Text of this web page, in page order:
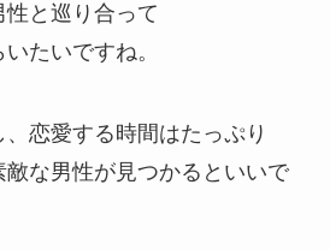
性と巡り合って
たいですね。
恋愛する時間はたっぷり
な男性が見つかるといいで